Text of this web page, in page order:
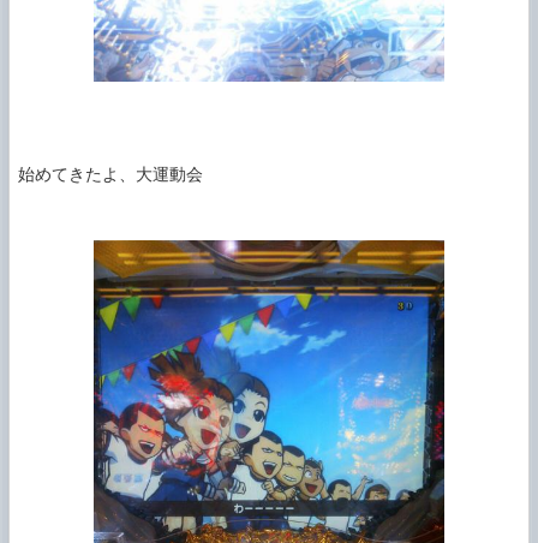
始めてきたよ、大運動会